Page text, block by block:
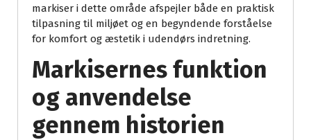
markiser i dette område afspejler både en praktisk
tilpasning til miljøet og en begyndende forståelse
for komfort og æstetik i udendørs indretning.
Markisernes funktion
og anvendelse
gennem historien